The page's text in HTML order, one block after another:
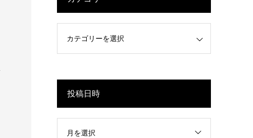
投稿日時
月を選択